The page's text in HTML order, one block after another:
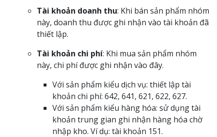
Tài khoản doanh thu: Khi bán sản phẩm nhóm
này, doanh thu được ghi nhận vào tài khoản đã
thiết lập.
Tài khoản chi phí: Khi mua sản phẩm nhóm
này, chi phí được ghi nhận vào đây.
Với sản phẩm kiểu dịch vụ: thiết lập tài
khoản chi phí: 642, 641, 621, 622, 627.
Với sản phẩm kiểu hàng hóa: sử dụng tài
khoản trung gian ghi nhận hàng hóa chờ
nhập kho. Ví dụ: tài khoản 151.